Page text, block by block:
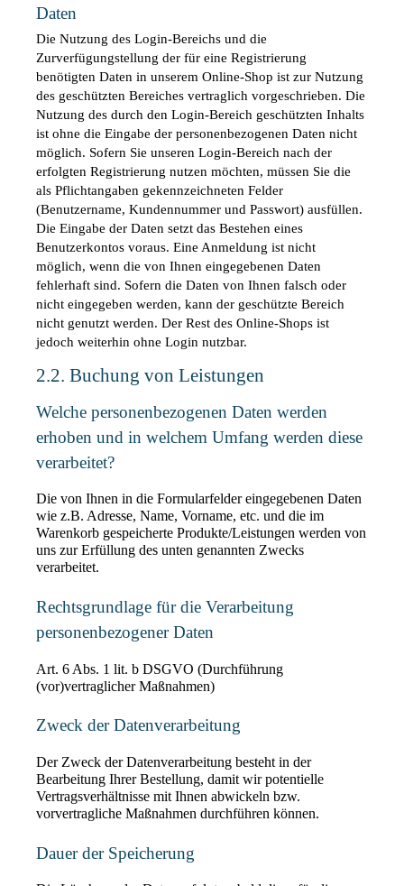
Daten
Die Nutzung des Login-Bereichs und die
Zurverfügungstellung der für eine Registrierung
benötigten Daten in unserem Online-Shop ist zur Nutzung
des geschützten Bereiches vertraglich vorgeschrieben. Die
Nutzung des durch den Login-Bereich geschützten Inhalts
ist ohne die Eingabe der personenbezogenen Daten nicht
möglich. Sofern Sie unseren Login-Bereich nach der
erfolgten Registrierung nutzen möchten, müssen Sie die
als Pflichtangaben gekennzeichneten Felder
(Benutzername, Kundennummer und Passwort) ausfüllen.
Die Eingabe der Daten setzt das Bestehen eines
Benutzerkontos voraus. Eine Anmeldung ist nicht
möglich, wenn die von Ihnen eingegebenen Daten
fehlerhaft sind. Sofern die Daten von Ihnen falsch oder
nicht eingegeben werden, kann der geschützte Bereich
nicht genutzt werden. Der Rest des Online-Shops ist
jedoch weiterhin ohne Login nutzbar.
2.2. Buchung von Leistungen
Welche personenbezogenen Daten werden
erhoben und in welchem Umfang werden diese
verarbeitet?
Die von Ihnen in die Formularfelder eingegebenen Daten
wie z.B. Adresse, Name, Vorname, etc. und die im
Warenkorb gespeicherte Produkte/Leistungen werden von
uns zur Erfüllung des unten genannten Zwecks
verarbeitet.
Rechtsgrundlage für die Verarbeitung
personenbezogener Daten
Art. 6 Abs. 1 lit. b DSGVO (Durchführung
(vor)vertraglicher Maßnahmen)
Zweck der Datenverarbeitung
Der Zweck der Datenverarbeitung besteht in der
Bearbeitung Ihrer Bestellung, damit wir potentielle
Vertragsverhältnisse mit Ihnen abwickeln bzw.
vorvertragliche Maßnahmen durchführen können.
Dauer der Speicherung